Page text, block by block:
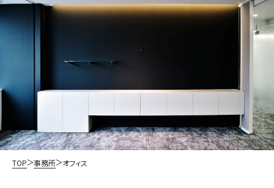
WORKS
CONCEPT
COMPANY
CONTACT
TOP 事務所 オフィス